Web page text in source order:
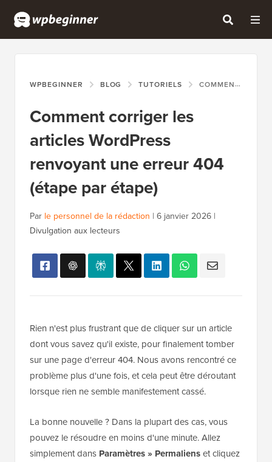
WPBEGINNER BLOG TUTORIELS COMMENT CORRIGER LES ARTICLES WORDPRESS RENVOYANT UNE ERREUR 404 (ÉTAPE PAR ÉTAPE)
Comment corriger les
articles WordPress
renvoyant une erreur 404
(étape par étape)
Par le personnel de la rédaction | 6 janvier 2026 |
Divulgation aux lecteurs
Rien n'est plus frustrant que de cliquer sur un article
dont vous savez qu'il existe, pour finalement tomber
sur une page d'erreur 404. Nous avons rencontré ce
problème plus d'une fois, et cela peut être déroutant
lorsque rien ne semble manifestement cassé.
La bonne nouvelle ? Dans la plupart des cas, vous
pouvez le résoudre en moins d'une minute. Allez
simplement dans Paramètres » Permalienset cliquez